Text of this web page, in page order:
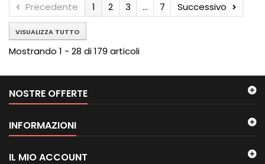
Precedente 1 2 3 ... 7 Successivo
VISUALIZZA TUTTO
Mostrando 1 - 28 di 179 articoli
NOSTRE OFFERTE
INFORMAZIONI
IL MIO ACCOUNT